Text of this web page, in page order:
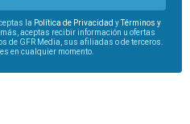
la Política de Privacidad yTérminos y
aceptas recibir información u ofertas
de GFR Media, sus afiliadas o de terceros.
en cualquier momento.